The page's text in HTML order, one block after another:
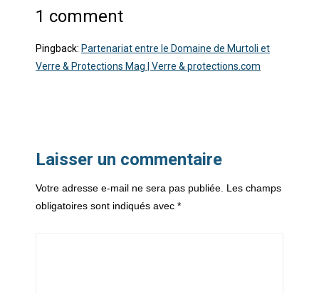
1 comment
Pingback: Partenariat entre le Domaine de Murtoli et
Verre & Protections Mag | Verre & protections.com
Laisser un commentaire
Votre adresse e-mail ne sera pas publiée. Les champs
obligatoires sont indiqués avec *